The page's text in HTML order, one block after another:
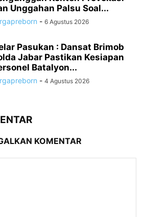
Unggahan Palsu Soal...
- 6 Agustus 2026
Pasukan : Dansat Brimob
Jabar Pastikan Kesiapan
Batalyon...
- 4 Agustus 2026
KOMENTAR